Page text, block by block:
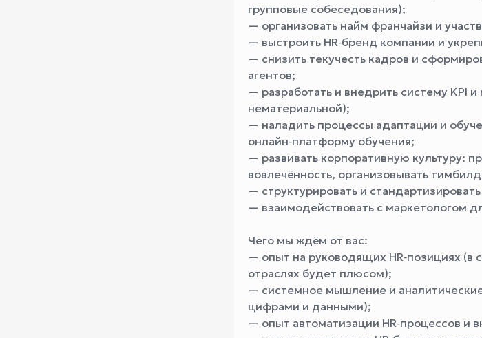
групповые собеседования);
— организовать найм франчайзи и
— выстроить HR‑бренд компании и
— снизить текучесть кадров и
агентов;
— разработать и внедрить систему KPI
нематериальной);
— наладить процессы адаптации и
онлайн‑платформу обучения;
— развивать корпоративную культуру:
вовлечённость, организовывать
— структурировать и
— взаимодействовать с маркетологом
Чего мы ждём от вас:
— опыт на руководящих HR‑позициях
отраслях будет плюсом);
— системное мышление и
цифрами и данными);
— опыт автоматизации HR‑процессов